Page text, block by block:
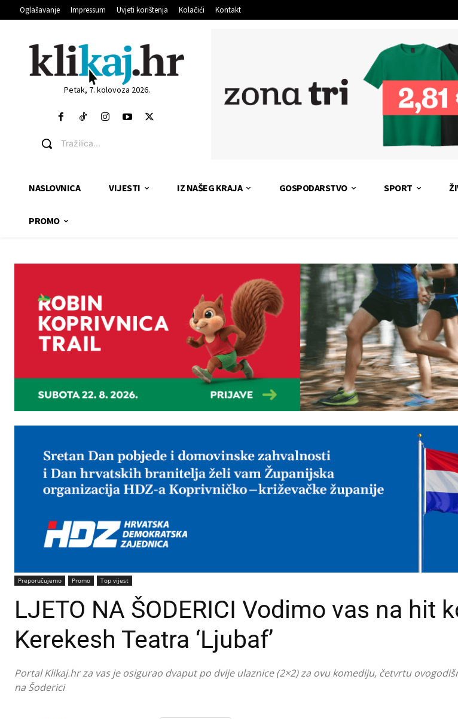
Oglašavanje Impressum Uvjeti korištenja Kolačići Kontakt
Petak, 7. kolovoza 2026.
Tražilica...
NASLOVNICA VIJESTI IZ NAŠEG KRAJA GOSPODARSTVO SPORT
PROMO
Preporučujemo Promo Top vijest
LJETO NA ŠODERICI Vodimo vas na hit
Kerekesh Teatra ‘Ljubaf’
Portal Klikaj.hr za vas je osigurao dvaput po dvije ulaznice (2×2) za ovu komediju, četvrtu
na Šoderici